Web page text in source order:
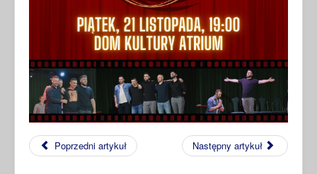
Poprzedni artykuł Następny artykuł